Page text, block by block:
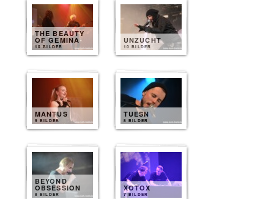
THE BEAUTY
OF GEMINA
10 BILDER
UNZUCHT
10 BILDER
MANTUS
9 BILDER
TUESN
8 BILDER
BEYOND
OBSESSION
8 BILDER
XOTOX
7 BILDER